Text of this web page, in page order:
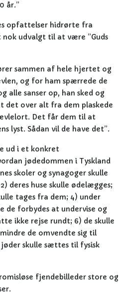
år.”
opfattelser hidrørte fra
nok udvalgt til at være ”Guds
sammen af hele hjertet og
og for ham spærrede de
alle sanser op, han sked og
det over alt fra dem plaskede
Det får dem til at
lyst. Sådan vil de have det”.
ud i et konkret
jødedommen i Tyskland
skoler og synagoger skulle
deres huse skulle ødelægges;
tages fra dem; 4) under
de forbydes at undervise og
ikke rejse rundt; 6) de skulle
de omvendte sig til
skulle sættes til fysisk
fjendebilleder store og